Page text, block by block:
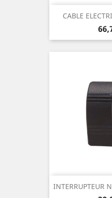
CABLE
INTERRUPTEUR